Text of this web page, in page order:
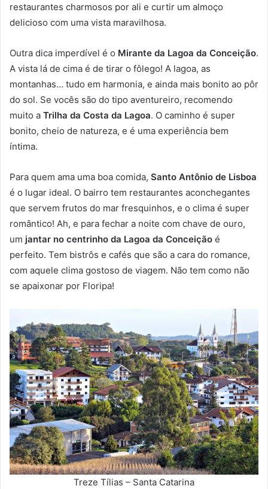
restaurantes charmosos por ali e curtir um almoço
delicioso com uma vista maravilhosa.
Outra dica imperdível é o Mirante da Lagoa da Conceição.
A vista lá de cima é de tirar o fôlego! A lagoa, as
montanhas… tudo em harmonia, e ainda mais bonito ao pôr
do sol. Se vocês são do tipo aventureiro, recomendo
muito a Trilha da Costa da Lagoa. O caminho é super
bonito, cheio de natureza, e é uma experiência bem
íntima.
Para quem ama uma boa comida, Santo Antônio de Lisboa
é o lugar ideal. O bairro tem restaurantes aconchegantes
que servem frutos do mar fresquinhos, e o clima é super
romântico! Ah, e para fechar a noite com chave de ouro,
um jantar no centrinho da Lagoa da Conceição é
perfeito. Tem bistrôs e cafés que são a cara do romance,
com aquele clima gostoso de viagem. Não tem como não
se apaixonar por Floripa!
Treze Tílias – Santa Catarina